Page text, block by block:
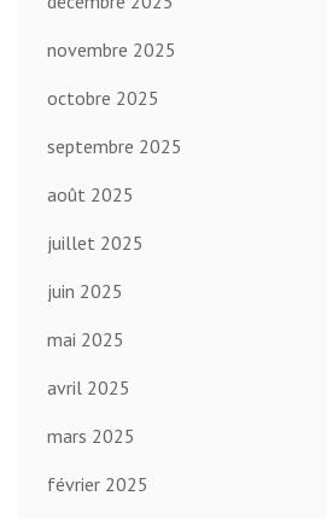
novembre 2025
octobre 2025
septembre 2025
août 2025
juillet 2025
juin 2025
mai 2025
avril 2025
mars 2025
février 2025